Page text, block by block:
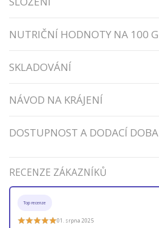
NUTRIČNÍ HODNOTY NA 100 G
SKLADOVÁNÍ
NÁVOD NA KRÁJENÍ
DOSTUPNOST A DODACÍ DOBA
RECENZE ZÁKAZNÍKŮ
Top recenze
01. srpna 2025